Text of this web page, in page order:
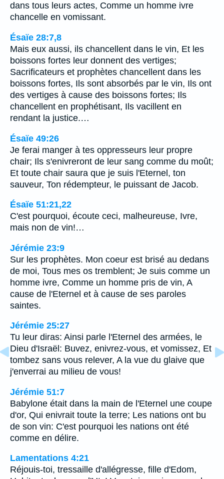
dans tous leurs actes, Comme un homme ivre
chancelle en vomissant.
Ésaïe 28:7,8
Mais eux aussi, ils chancellent dans le vin, Et les
boissons fortes leur donnent des vertiges;
Sacrificateurs et prophètes chancellent dans les
boissons fortes, Ils sont absorbés par le vin, Ils ont
des vertiges à cause des boissons fortes; Ils
chancellent en prophétisant, Ils vacillent en
rendant la justice.…
Ésaïe 49:26
Je ferai manger à tes oppresseurs leur propre
chair; Ils s'enivreront de leur sang comme du moût;
Et toute chair saura que je suis l'Eternel, ton
sauveur, Ton rédempteur, le puissant de Jacob.
Ésaïe 51:21,22
C'est pourquoi, écoute ceci, malheureuse, Ivre,
mais non de vin!…
Jérémie 23:9
Sur les prophètes. Mon coeur est brisé au dedans
de moi, Tous mes os tremblent; Je suis comme un
homme ivre, Comme un homme pris de vin, A
cause de l'Eternel et à cause de ses paroles
saintes.
Jérémie 25:27
Tu leur diras: Ainsi parle l'Eternel des armées, le
Dieu d'Israël: Buvez, enivrez-vous, et vomissez, Et
tombez sans vous relever, A la vue du glaive que
j'enverrai au milieu de vous!
Jérémie 51:7
Babylone était dans la main de l'Eternel une coupe
d'or, Qui enivrait toute la terre; Les nations ont bu
de son vin: C'est pourquoi les nations ont été
comme en délire.
Lamentations 4:21
Réjouis-toi, tressaille d'allégresse, fille d'Edom,